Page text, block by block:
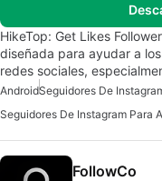
HikeTop: Get Likes
diseñada para ayudar a
redes sociales,
AndroidSeguidores De
Seguidores De Instagram Para
FollowCo